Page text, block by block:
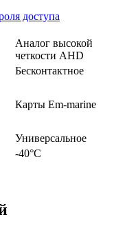
доступа
Аналог высокой
четкости AHD
Бесконтактное
Карты Em-marine
Универсальное
-40°С